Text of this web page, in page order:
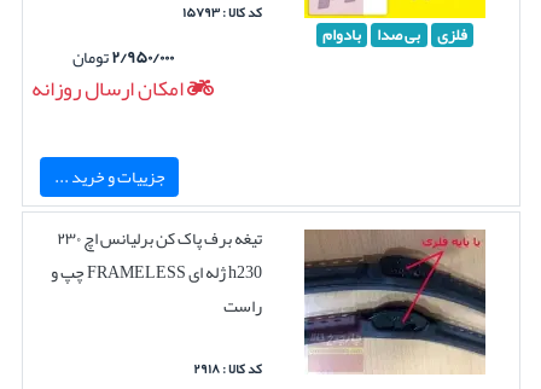
فلزی بی صدا بادوام
کد کالا : ۱۵۷۹۳
۲/۹۵۰/۰۰۰تومان
امکان ارسال روزانه
جزییات و خرید ...
تیغه برف پاک کن برلیانس اچ ۲۳۰
h230 ژله ای FRAMELESS چپ و
راست
کد کالا : ۲۹۱۸